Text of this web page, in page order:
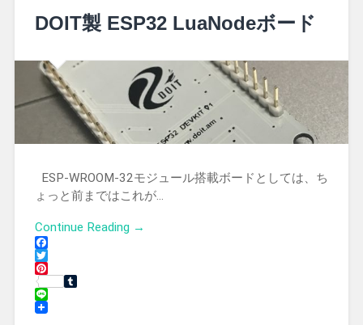
DOIT製 ESP32 LuaNodeボード
ESP-WROOM-32モジュール搭載ボードとしては、ち
ょっと前まではこれが…
Continue Reading →
Facebook
Twitter
Pinterest
Tumblr
Line